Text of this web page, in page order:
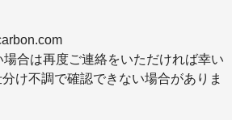
合は再度ご連絡をいただければ幸い
け不調で確認できない場合がありま